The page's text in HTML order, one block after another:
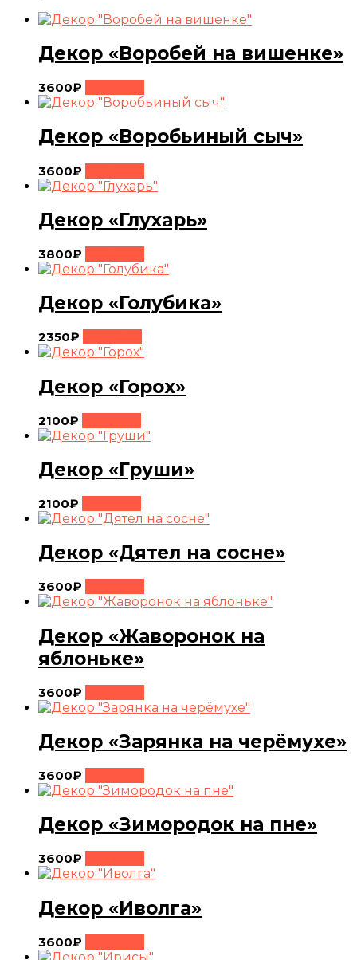
Декор «Воробей на вишенке»
3600₽
Декор «Воробьиный сыч»
3600₽
Декор «Глухарь»
3800₽
Декор «Голубика»
2350₽
Декор «Горох»
2100₽
Декор «Груши»
2100₽
Декор «Дятел на сосне»
3600₽
Декор «Жаворонок на
яблоньке»
3600₽
Декор «Зарянка на черёмухе»
3600₽
Декор «Зимородок на пне»
3600₽
Декор «Иволга»
3600₽